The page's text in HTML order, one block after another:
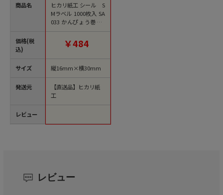
商品名
価格(税
込)
サイズ
発送元
レビュー
ヒカリ紙工 シール S
Mラベル 1000枚入 SA
033 かんぴょう巻 1
袋（ご注文単位1袋）
￥484
縦16mm×横30mm
【直送品】ヒカリ紙
工
レビュー